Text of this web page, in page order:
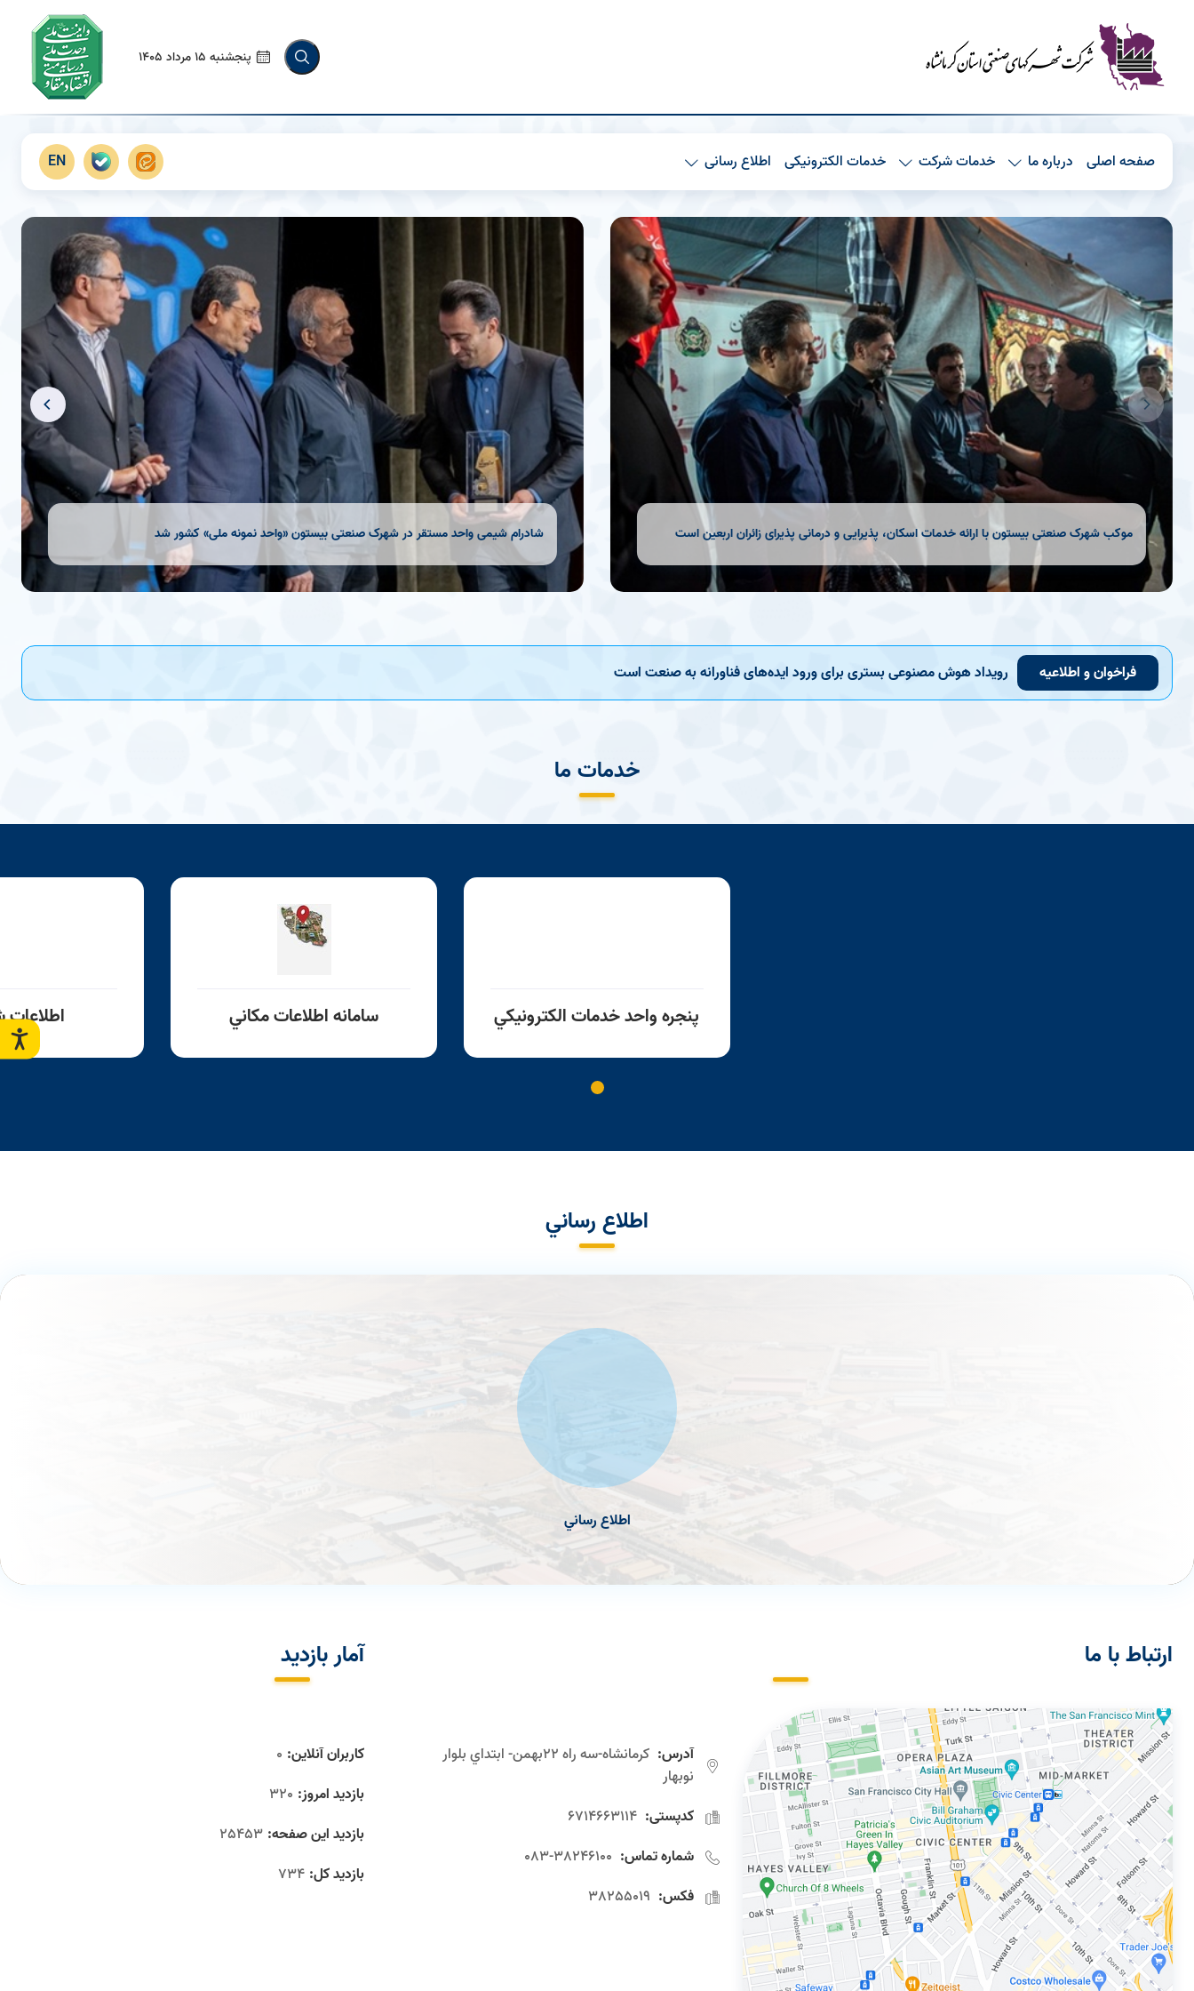
پنجشنبه 15 مرداد 1405
صفحه اصلی درباره ما خدمات شرکت خدمات الکترونیکی اطلاع رسانی EN
موکب شهرک صنعتی بیستون با ارائه خدمات اسکان، پذیرایی و درمانی پذیرای زائران اربعین است شادرام شیمی واحد مستقر در شهرک صنعتی بیستون «واحد نمونه ملی» کشور شد
فراخوان و اطلاعيه رویداد هوش مصنوعی بستری برای ورود ایده‌های فناورانه به صنعت است
خدمات ما
اطلاعات پنجره واحد خدمات الكترونيكي سامانه اطلاعات مكاني
اطلاع رساني
اطلاع رساني
ارتباط با ما
آدرس:
كرمانشاه-سه راه 22بهمن- ابتداي بلوار
نوبهار
کدپستی: 6714663114
شماره تماس: 38246100-083
فکس: 38255019
آمار بازديد
کاربران آنلاین: 0
بازدید امروز: 320
بازدید این صفحه: 25453
بازدید‌ کل: 734